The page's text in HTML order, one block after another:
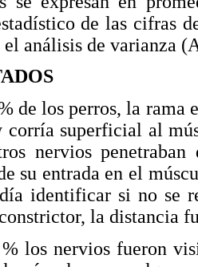
de las cifras
el análisis de varianza
de los perros, la rama
corría superficial al
nervios
su entrada en el
identificar si no se
la distancia
los nervios fueron